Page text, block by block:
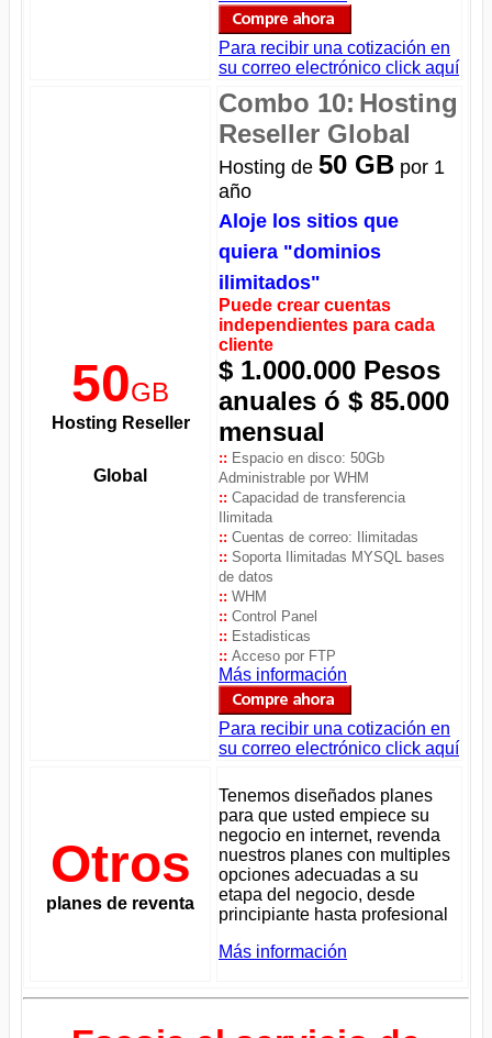
Para recibir una cotización en
su correo electrónico click aquí
50GB
Hosting Reseller
Global
Combo 10: Hosting
Reseller Global
Hosting de 50 GB por 1
año
Aloje los sitios que
quiera "dominios
ilimitados"
Puede crear cuentas
independientes para cada
cliente
$ 1.000.000 Pesos
anuales ó $ 85.000
mensual
:: Espacio en disco: 50Gb
Administrable por WHM
:: Capacidad de transferencia
Ilimitada
:: Cuentas de correo: Ilimitadas
:: Soporta Ilimitadas MYSQL bases
de datos
:: WHM
:: Control Panel
:: Estadisticas
:: Acceso por FTP
Más información
Para recibir una cotización en
su correo electrónico click aquí
Otros
planes de reventa
Tenemos diseñados planes
para que usted empiece su
negocio en internet, revenda
nuestros planes con multiples
opciones adecuadas a su
etapa del negocio, desde
principiante hasta profesional
Más información